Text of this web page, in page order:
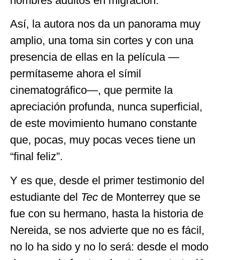
Así, la autora nos da un panorama muy
amplio, una toma sin cortes y con una
presencia de ellas en la película —
permítaseme ahora el símil
cinematográfico—, que permite la
apreciación profunda, nunca superficial,
de este movimiento humano constante
que, pocas, muy pocas veces tiene un
“final feliz”.
Y es que, desde el primer testimonio del
estudiante del Tec de Monterrey que se
fue con su hermano, hasta la historia de
Nereida, se nos advierte que no es fácil,
no lo ha sido y no lo será: desde el modo